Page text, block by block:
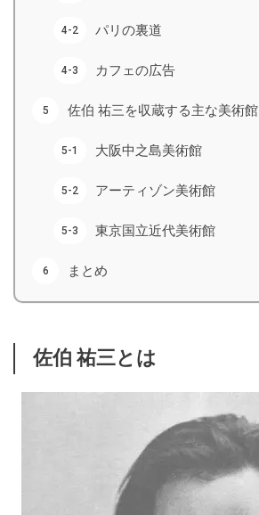
パリの裏道
カフェの広告
佐伯 祐三を収蔵する主な美術館
大阪中之島美術館
アーティゾン美術館
東京国立近代美術館
まとめ
佐伯 祐三とは